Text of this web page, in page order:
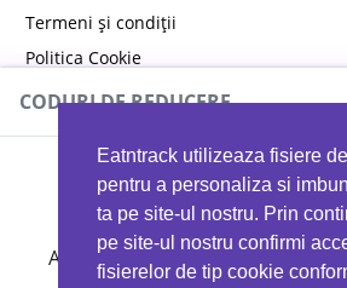
Eatntrack utilizeaza fisiere
pentru a personaliza si
ta pe site-ul nostru. Prin
pe site-ul nostru confirmi
fisierelor de tip cookie
Termeni și condiții
Politica Cookie
Politica de confidențialitate
CODURI DE REDUCERE
Ai 40%reducere la orice